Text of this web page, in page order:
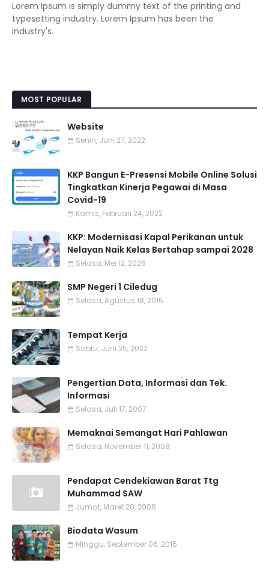
Lorem Ipsum is simply dummy text of the printing and
typesetting industry. Lorem Ipsum has been the
industry's.
MOST POPULAR
Website
Senin, Juni 27, 2022
KKP Bangun E-Presensi Mobile Online Solusi
Tingkatkan Kinerja Pegawai di Masa
Covid-19
Kamis, Februari 24, 2022
KKP: Modernisasi Kapal Perikanan untuk
Nelayan Naik Kelas Bertahap sampai 2028
Selasa, Mei 12, 2026
SMP Negeri 1 Ciledug
Selasa, Agustus 18, 2015
Tempat Kerja
Sabtu, Juni 25, 2022
Pengertian Data, Informasi dan Tek.
Informasi
Selasa, Juli 17, 2007
Memaknai Semangat Hari Pahlawan
Selasa, November 11, 2008
Pendapat Cendekiawan Barat Ttg
Muhammad SAW
Jumat, Maret 28, 2008
Biodata Wasum
Minggu, September 06, 2015